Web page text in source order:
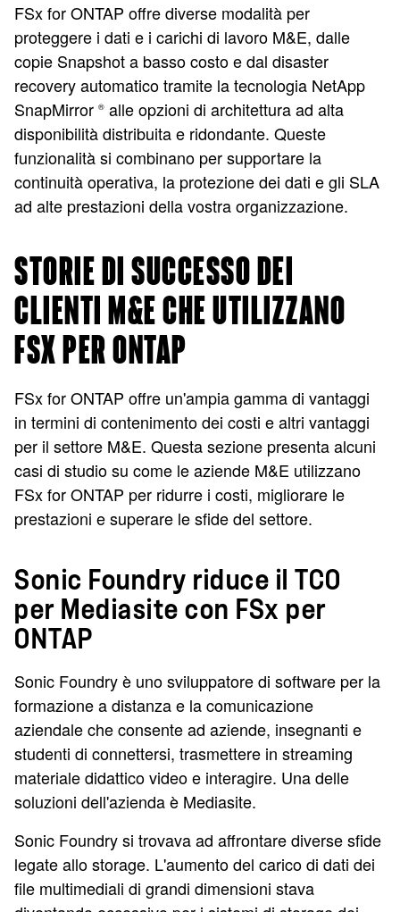
FSx for ONTAP offre diverse modalità per
proteggere i dati e i carichi di lavoro M&E, dalle
copie Snapshot a basso costo e dal disaster
recovery automatico tramite la tecnologia NetApp
SnapMirror ® alle opzioni di architettura ad alta
disponibilità distribuita e ridondante. Queste
funzionalità si combinano per supportare la
continuità operativa, la protezione dei dati e gli SLA
ad alte prestazioni della vostra organizzazione.
STORIE DI SUCCESSO DEI
CLIENTI M&E CHE UTILIZZANO
FSX PER ONTAP
FSx for ONTAP offre un'ampia gamma di vantaggi
in termini di contenimento dei costi e altri vantaggi
per il settore M&E. Questa sezione presenta alcuni
casi di studio su come le aziende M&E utilizzano
FSx for ONTAP per ridurre i costi, migliorare le
prestazioni e superare le sfide del settore.
Sonic Foundry riduce il TCO
per Mediasite con FSx per
ONTAP
Sonic Foundry è uno sviluppatore di software per la
formazione a distanza e la comunicazione
aziendale che consente ad aziende, insegnanti e
studenti di connettersi, trasmettere in streaming
materiale didattico video e interagire. Una delle
soluzioni dell'azienda è Mediasite.
Sonic Foundry si trovava ad affrontare diverse sfide
legate allo storage. L'aumento del carico di dati dei
file multimediali di grandi dimensioni stava